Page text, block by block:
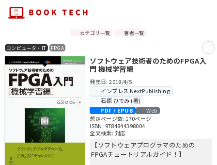
カテゴリ一覧 著者一覧
コンピュータ・IT FPGA
ソフトウェア技術者のためのFPGA入
門 機械学習編
発売日: 2019/4/5
インプレス NextPublishing
石原 ひでみ (著)
PDF / EPUB
Web
想定ページ数: 170ページ
ISBN: 9784844398004
全文検索: 対応
【ソフトウェアプログラマのための
FPGAチュートリアルガイド！】